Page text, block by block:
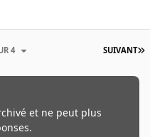
SUIVANT
4
et ne peut plus